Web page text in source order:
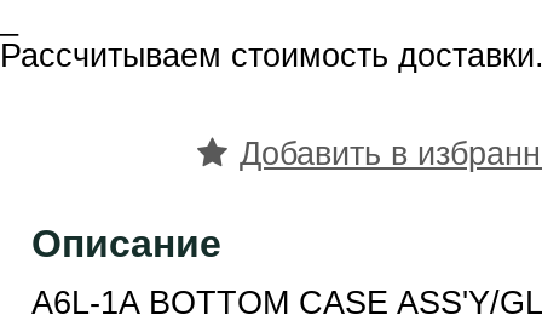
Рассчитываем стоимость
Добавить в
Описание
A6L-1A BOTTOM CASE ASS'Y/GL